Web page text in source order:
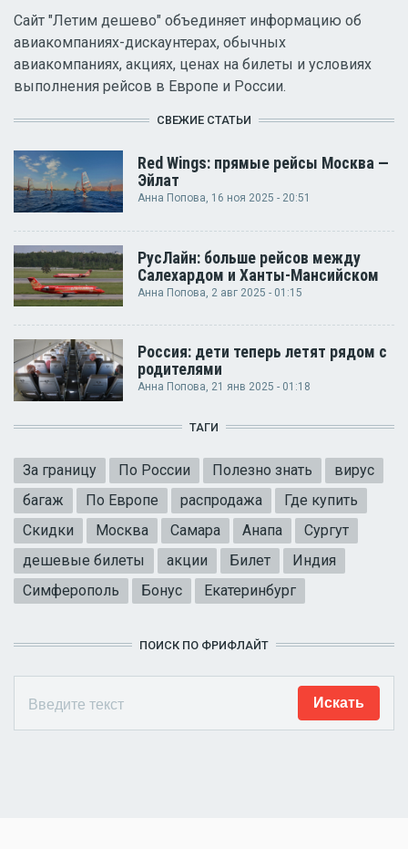
Сайт "Летим дешево" объединяет информацию об
авиакомпаниях-дискаунтерах, обычных
авиакомпаниях, акциях, ценах на билеты и условиях
выполнения рейсов в Европе и России.
СВЕЖИЕ СТАТЬИ
Red Wings: прямые рейсы Москва —
Эйлат
Анна Попова, 16 ноя 2025 - 20:51
РусЛайн: больше рейсов между
Салехардом и Ханты-Мансийском
Анна Попова , 2 авг 2025 - 01:15
Россия: дети теперь летят рядом с
родителями
Анна Попова, 21 янв 2025 - 01:18
ТАГИ
За границу По России Полезно знать
вирус
багаж
По Европе распродажа
Где купить
Скидки
Москва Самара Анапа
Сургут
дешевые билеты
акции Билет
Индия
Симферополь
Бонус Екатеринбург
ПОИСК ПО ФРИФЛАЙТ